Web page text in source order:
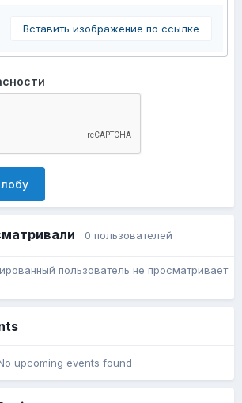
Вставить изображение по ссылке
0 пользователей
пользователь не просматривает
upcoming events found